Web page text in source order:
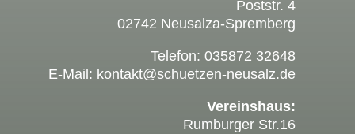
Poststr. 4
02742 Neusalza-Spremberg
Telefon: 035872 32648
E-Mail: kontakt@schuetzen-neusalz.de
Vereinshaus:
Rumburger Str.16